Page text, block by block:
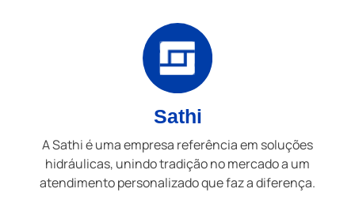
Sathi
A Sathi é uma empresa referência em soluções
hidráulicas, unindo tradição no mercado a um
atendimento personalizado que faz a diferença.